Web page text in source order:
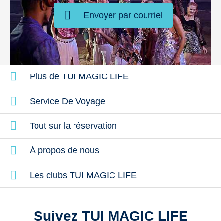
Animations
Envoyer par courriel
Plus de TUI MAGIC LIFE
Service De Voyage
Tout sur la réservation
À propos de nous
Les clubs TUI MAGIC LIFE
Suivez TUI MAGIC LIFE